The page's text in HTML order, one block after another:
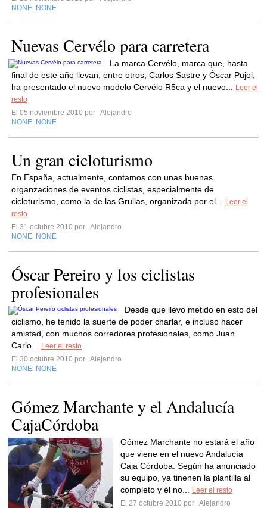
NONE NONE
Nuevas Cervélo para carretera
La marca Cervélo, marca que, hasta
final de este año llevan, entre otros, Carlos Sastre y Óscar Pujol,
ha presentado el nuevo modelo Cervélo R5ca y el nuevo...
Leer el
resto
El 05 noviembre 2010 por Alejandro
NONE NONE
Un gran cicloturismo
En España, actualmente, contamos con unas buenas
organzaciones de eventos ciclistas, especialmente de
cicloturismo, como la de las Grullas, organizada por el...
Leer el
resto
El 31 octubre 2010 por Alejandro
NONE NONE
Óscar Pereiro y los ciclistas
profesionales
Desde que llevo metido en esto del
ciclismo, he tenido la suerte de poder charlar, e incluso hacer
amistad, con muchos corredores profesionales, como Juan
Carlo...
Leer el resto
El 30 octubre 2010 por Alejandro
NONE NONE
Gómez Marchante y el Andalucía
CajaCórdoba
Gómez Marchante no estará el año
que viene en el nuevo Andalucía
Caja Córdoba. Según ha anunciado
su equipo, ya tinenen la plantilla al
completo y él no...
Leer el resto
El 27 octubre 2010 por Alejandro